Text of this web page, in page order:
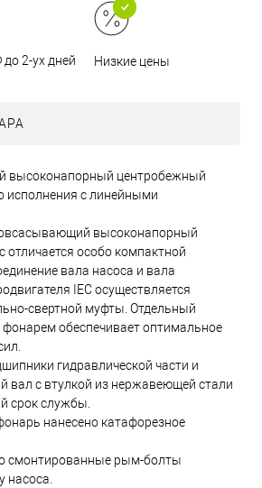
2-ух дней Низкие цены
высоконапорный центробежный
исполнения с линейными
высоконапорный
особо компактной
вала насоса и вала
IEC осуществляется
свертной муфты. Отдельный
обеспечивает оптимальное
гидравлической части и
вал с втулкой из нержавеющей стали
срок службы.
нанесено катафорезное
смонтированные рым-болты
насоса.